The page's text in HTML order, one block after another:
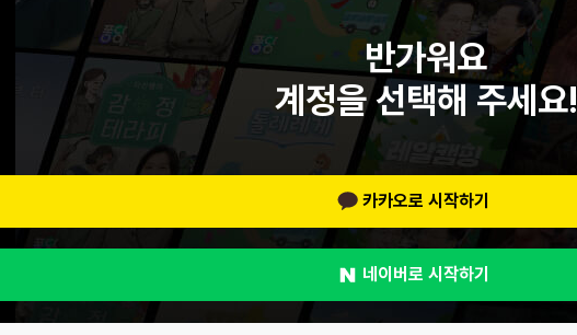
반가워요
계정을 선택해 주세요!
카카오로 시작하기
네이버로 시작하기